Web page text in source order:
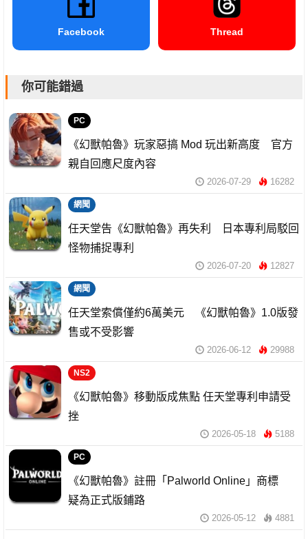
Facebook Thread
你可能錯過
PC
《幻獸帕魯》玩家惡搞 Mod 玩出新高度 官方
親自回應尺度內容
2026-07-29 16282
網聞
任天堂告《幻獸帕魯》再失利 日本專利局駁回
怪物捕捉專利
2026-07-20 12827
網聞
任天堂索償僅約6萬美元 《幻獸帕魯》1.0版發
售或不受影響
2026-06-12 29988
NS2
《幻獸帕魯》移動版成焦點 任天堂專利申請受
挫
2026-05-18 5188
PC
《幻獸帕魯》註冊「Palworld Online」商標
疑為正式版鋪路
2026-05-12 4881